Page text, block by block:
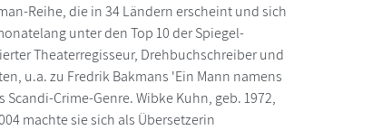
Reihe, die in 34 Ländern erscheint und sich
unter den Top 10 der Spiegel-
Theaterregisseur, Drehbuchschreiber und
u.a. zu Fredrik Bakmans 'Ein Mann namens
Crime-Genre. Wibke Kuhn, geb. 1972,
machte sie sich als Übersetzerin